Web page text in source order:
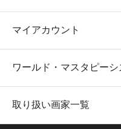
マイアカウント
ワールド・マスタピー
取り扱い画家一覧